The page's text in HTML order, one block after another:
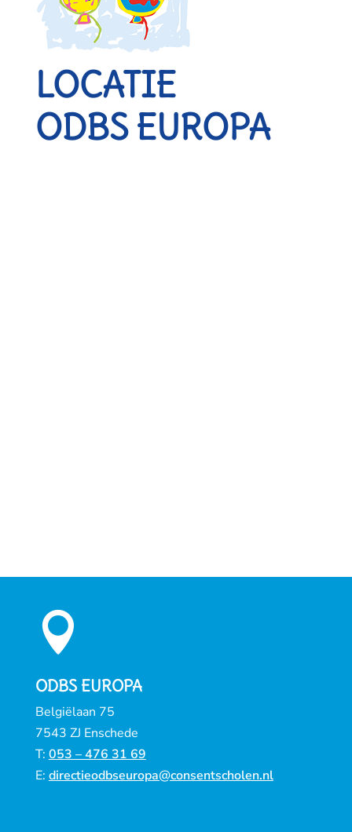
LOCATIE
ODBS EUROPA

ODBS EUROPA
Belgiëlaan 75
7543 ZJ Enschede
T: 053 – 476 31 69
E: directieodbseuropa@consentscholen.nl